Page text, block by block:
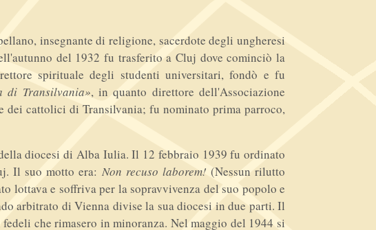
insegnante di religione, sacerdote degli ungheresi
del 1932 fu trasferito a Cluj dove cominciò la
spirituale degli studenti universitari, fondò e fu
di Transilvania», in quanto direttore dell'Associazione
dei cattolici di Transilvania; fu nominato prima parroco,
diocesi di Alba Iulia. Il 12 febbraio 1939 fu ordinato
Il suo motto era: Non recuso laborem! (Nessun rilutto
lottava e soffriva per la sopravvivenza del suo popolo e
arbitrato di Vienna divise la sua diocesi in due parti. Il
che rimasero in minoranza. Nel maggio del 1944 si